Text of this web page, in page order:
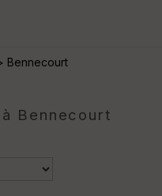
Bennecourt
Bennecourt